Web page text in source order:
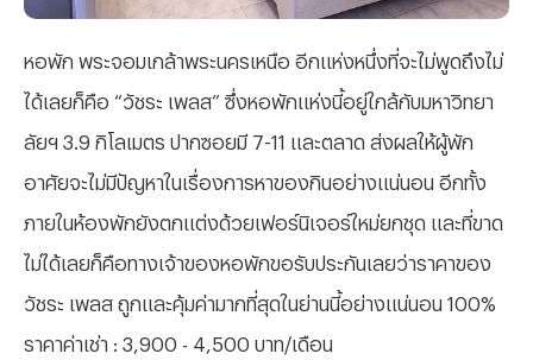
หอพัก พระจอมเกล้าพระนครเหนือ อีกแห่งหนึ่งที่จะไม่พูดถึงไม่
ได้เลยก็คือ “วัชระ เพลส” ซึ่งหอพักแห่งนี้อยู่ใกล้กับมหาวิทยา
ลัยฯ 3.9 กิโลเมตร ปากซอยมี 7-11 และตลาด ส่งผลให้ผู้พัก
อาศัยจะไม่มีปัญหาในเรื่องการหาของกินอย่างแน่นอน อีกทั้ง
ภายในห้องพักยังตกแต่งด้วยเฟอร์นิเจอร์ใหม่ยกชุด และที่ขาด
ไม่ได้เลยก็คือทางเจ้าของหอพักขอรับประกันเลยว่าราคาของ
วัชระ เพลส ถูกและคุ้มค่ามากที่สุดในย่านนี้อย่างแน่นอน 100%
ราคาค่าเช่า : 3,900 - 4,500 บาท/เดือน